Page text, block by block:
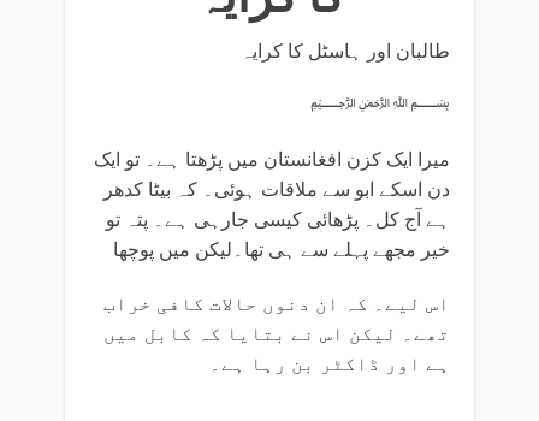
طالبان اور ہاسٹل کا کرایہ
﷽
میرا ایک کزن افغانستان میں پڑھتا ہے۔ تو ایک
دن اسکے ابو سے ملاقات ہوئی۔ کہ بیٹا کدھر
ہے آج کل۔ پڑھائی کیسی جارہی ہے۔ پتہ تو
خیر مجھے پہلے سے ہی تھا۔لیکن میں پوچھا
اس لیے۔ کہ ان دنوں حالات کافی خراب
تھے۔ لیکن اس نے بتایا کہ کابل میں
ہے اور ڈاکٹر بن رہا ہے۔